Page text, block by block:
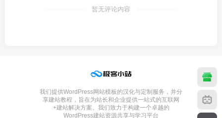
暂无评论内容
我们提供WordPress网站模板的汉化与定制服务，并分
享建站教程，旨在为站长和企业提供一站式的互联网
+建站解决方案。我们致力于构建一个卓越的
WordPress建站资源共享与学习平台